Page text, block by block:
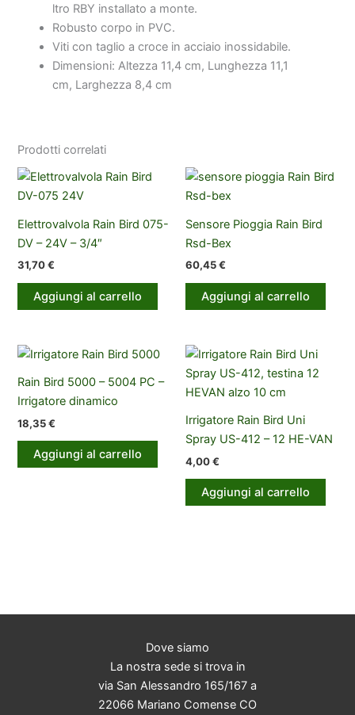
ltro RBY installato a monte.
Robusto corpo in PVC.
Viti con taglio a croce in acciaio inossidabile.
Dimensioni: Altezza 11,4 cm, Lunghezza 11,1
cm, Larghezza 8,4 cm
Prodotti correlati
Elettrovalvola Rain Bird 075-
DV – 24V – 3/4″
31,70€
Aggiungi al carrello
Sensore Pioggia Rain Bird
Rsd-Bex
60,45€
Aggiungi al carrello
Rain Bird 5000 – 5004 PC –
Irrigatore dinamico
18,35€
Aggiungi al carrello
Irrigatore Rain Bird Uni
Spray US-412 – 12 HE-VAN
4,00€
Aggiungi al carrello
Dove siamo
La nostra sede si trova in
via San Alessandro 165/167 a
22066 Mariano Comense CO